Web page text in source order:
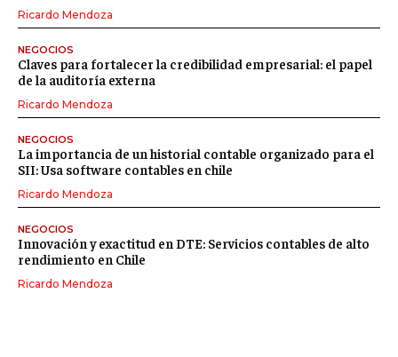
Ricardo Mendoza
NEGOCIOS
Claves para fortalecer la credibilidad empresarial: el papel
de la auditoría externa
Ricardo Mendoza
NEGOCIOS
La importancia de un historial contable organizado para el
SII: Usa software contables en chile
Ricardo Mendoza
NEGOCIOS
Innovación y exactitud en DTE: Servicios contables de alto
rendimiento en Chile
Ricardo Mendoza